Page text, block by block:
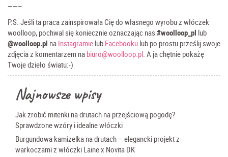
——–
P.S. Jeśli ta praca zainspirowała Cię do własnego wyrobu z włóczek
woolloop, pochwal się koniecznie oznaczając nas #woolloop_pl lub
@woolloop.pl na Instagramie lub Facebooku lub po prostu prześlij swoje
zdjęcia z komentarzem na biuro@woolloop.pl . A ja chętnie pokażę
Twoje dzieło światu:-)
Najnowsze wpisy
Jak zrobić mitenki na drutach na przejściową pogodę?
Sprawdzone wzóry i idealne włóczki
Burgundowa kamizelka na drutach – elegancki projekt z
warkoczami z włóczki Laine x Novita DK